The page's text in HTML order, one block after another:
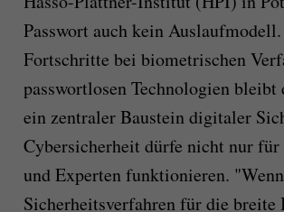
Passwort auch kein
Fortschritte bei biometrischen
passwortlosen Technologien bleibt
ein zentraler Baustein digitaler
Cybersicherheit dürfe nicht nur
und Experten funktionieren. "Wenn
Sicherheitsverfahren für die breite